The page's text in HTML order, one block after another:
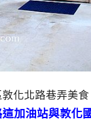
化北路巷弄美
加油站與敦化